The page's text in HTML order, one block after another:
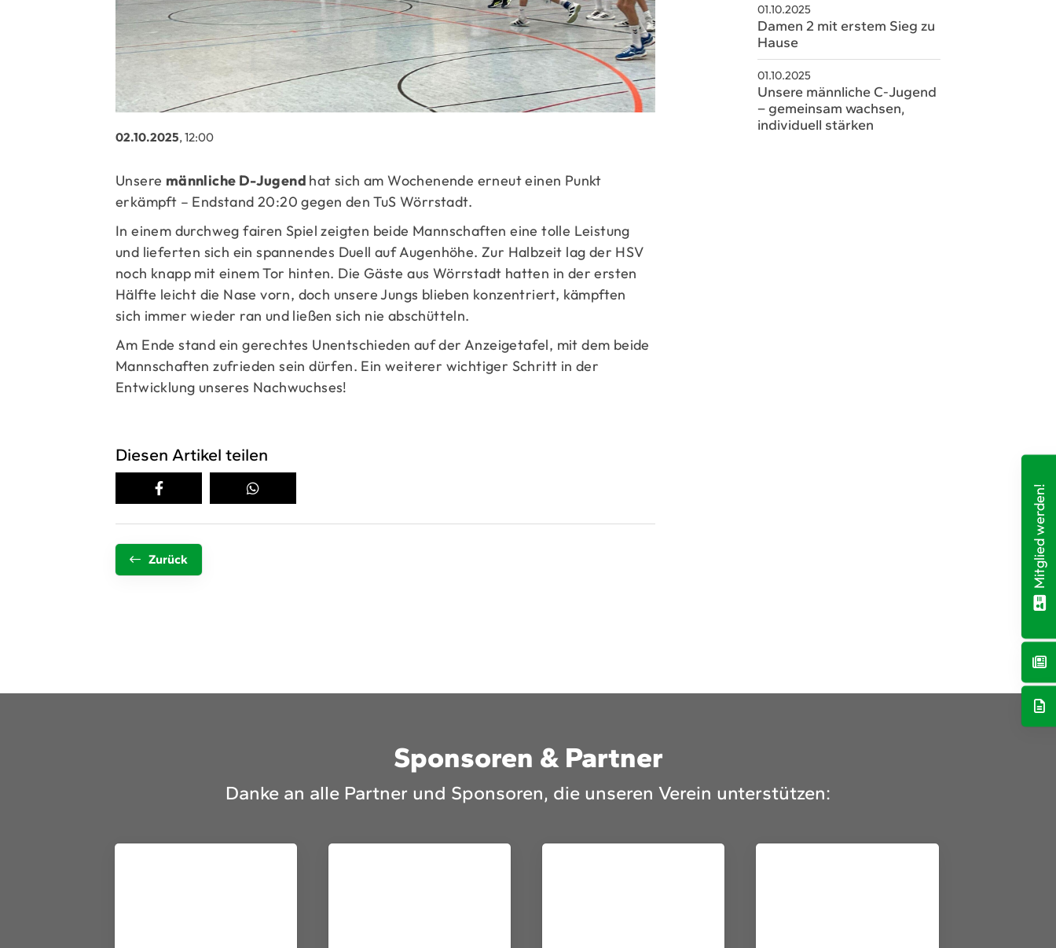
02.10.2025, 12:00
Unsere männliche D-Jugend hat sich am Wochenende erneut einen Punkt
erkämpft – Endstand 20:20 gegen den TuS Wörrstadt.
In einem durchweg fairen Spiel zeigten beide Mannschaften eine tolle Leistung
und lieferten sich ein spannendes Duell auf Augenhöhe. Zur Halbzeit lag der HSV
noch knapp mit einem Tor hinten. Die Gäste aus Wörrstadt hatten in der ersten
Hälfte leicht die Nase vorn, doch unsere Jungs blieben konzentriert, kämpften
sich immer wieder ran und ließen sich nie abschütteln.
Am Ende stand ein gerechtes Unentschieden auf der Anzeigetafel, mit dem beide
Mannschaften zufrieden sein dürfen. Ein weiterer wichtiger Schritt in der
Entwicklung unseres Nachwuchses!
Diesen Artikel teilen
Zurück
01.10.2025
Damen 2 mit erstem Sieg zu
Hause
01.10.2025
Unsere männliche C-Jugend
– gemeinsam wachsen,
individuell stärken
Sponsoren & Partner
Danke an alle Partner und Sponsoren, die unseren Verein unterstützen:
Mitglied werden!
Fragen & Antworten
06751 8579328
geschaeftsstelle@hsvsobernheim.de